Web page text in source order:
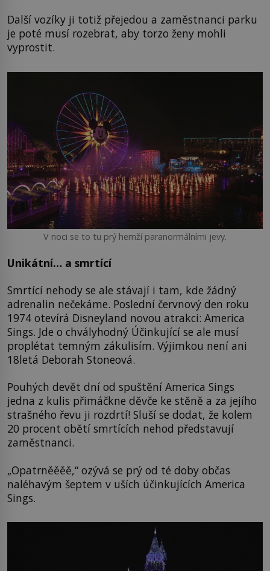
Další vozíky ji totiž přejedou a zaměstnanci parku
je poté musí rozebrat, aby torzo ženy mohli
vyprostit.
V noci se to tu prý hemží paranormálními jevy.
Unikátní… a smrtící
Smrtící nehody se ale stávají i tam, kde žádný
adrenalin nečekáme. Poslední červnový den roku
1974 otevírá Disneyland novou atrakci: America
Sings. Jde o chvályhodný Účinkující se ale musí
proplétat temným zákulisím. Výjimkou není ani
18letá Deborah Stoneová.
Pouhých devět dní od spuštění America Sings
jedna z kulis přimáčkne děvče ke stěně a za jejího
strašného řevu ji rozdrtí! Sluší se dodat, že kolem
20 procent obětí smrtících nehod představují
zaměstnanci.
„Opatrněěěě,“ ozývá se prý od té doby občas
naléhavým šeptem v uších účinkujících America
Sings.